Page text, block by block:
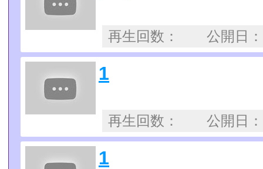
再生回数： 公開
1
再生回数： 公開
1